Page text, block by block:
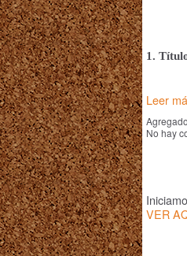
1.
Leer
No hay
VER